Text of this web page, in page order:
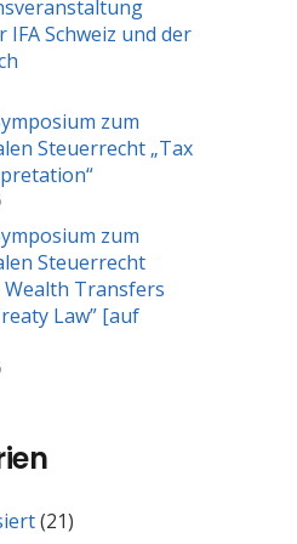
IFA Schweiz und der
zum
Steuerrecht „Tax
zum
Steuerrecht
Wealth Transfers
Law” [auf
(21)